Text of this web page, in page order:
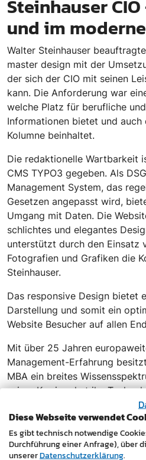
Steinhauser
und im
Walter Steinhauser
master design mit der
der sich der CIO mit seinen
kann. Die Anforderung war
welche Platz für berufliche
Informationen bietet und auch
Kolumne beinhaltet.
Die redaktionelle Wartbarkeit
CMS TYPO3 gegeben. Als
Management System, das
Gesetzen angepasst wird,
Umgang mit Daten. Die
schlichtes und elegantes
unterstützt durch den Einsatz
Fotografien und Grafiken die
Steinhauser.
Das responsive Design bietet
Darstellung und somit ein
Website Besucher auf allen
Mit über 25 Jahren
Management-Erfahrung
MBA ein breites
seiner Karriere hat ihn
eignete er sich durch
dieses Wissen an, wobei auch
Anwendung dieser Erfahrung
er mit seinem Know-How
Diese Webseite verwendet
Es gibt technisch notwendige
Durchführung einer Anfrage), über
unsererDatenschutzerklärung.